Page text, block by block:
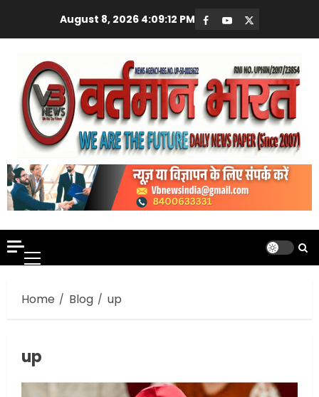
content
August 8, 2026 4:09:13 PM Facebook
Youtube
X
Primary
Menu
Home
Blog up
up
सरकारी दफ्तरों में जनसेवा कम,